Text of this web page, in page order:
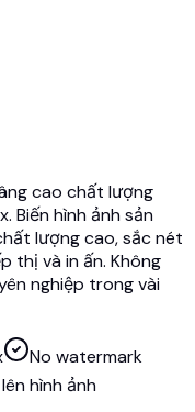
cao chất lượng
Biến hình ảnh sản
lượng cao, sắc nét
thị và in ấn. Không
nghiệp trong vài
No watermark
hình ảnh